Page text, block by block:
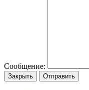
Сообщение:
Закрыть Отправить